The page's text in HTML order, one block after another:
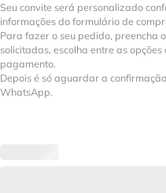
Seu convite será personalizado
informações do formulário de
Para fazer o seu pedido, preencha
solicitadas, escolha entre as
pagamento.
Depois é só aguardar a
WhatsApp.